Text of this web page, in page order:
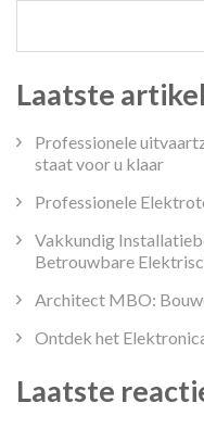
Laatste
Professionele
staat voor u klaar
Professionele
Vakkundig
Betrouwbare
Architect MBO:
Ontdek het
Laatste